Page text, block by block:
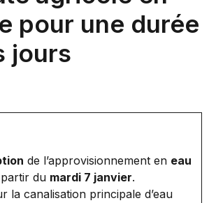
pour une durée
jours
de l’approvisionnement en eau
du mardi 7 janvier.
la canalisation principale d’eau